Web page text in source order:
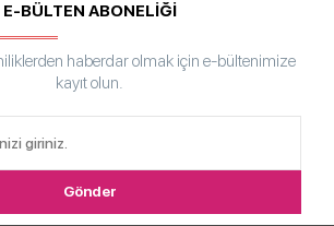
E-BÜLTEN ABONELİĞİ
haberdar olmak için e-bültenimize
kayıt olun.